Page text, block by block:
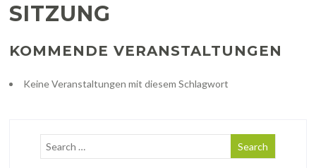
SITZUNG
KOMMENDE VERANSTALTUNGEN
Keine Veranstaltungen mit diesem Schlagwort